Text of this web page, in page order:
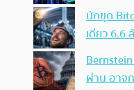
นักขุด
เดียว 6.6
ผ่าน อาจ